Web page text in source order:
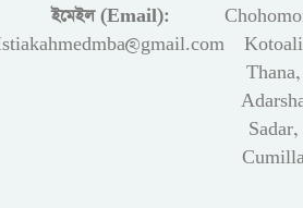
ইমেইল (Email):
Kotoali
Thana,
Sadar,